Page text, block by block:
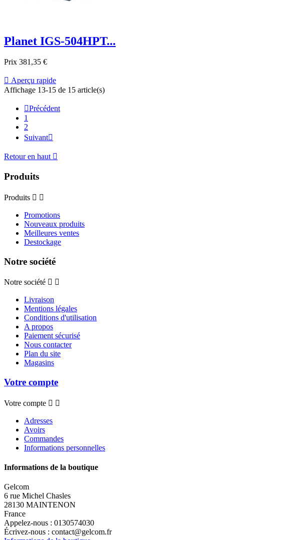
Planet IGS-504HPT...
Prix 381,35 €
 Aperçu rapide
Affichage 13-15 de 15 article(s)
Précédent
1
2
Suivant
Retour en haut 
Produits
Produits  
Promotions
Nouveaux produits
Meilleures ventes
Destockage
Notre société
Notre société  
Livraison
Mentions légales
Conditions d'utilisation
A propos
Paiement sécurisé
Nous contacter
Plan du site
Magasins
Votre compte
Votre compte  
Adresses
Avoirs
Commandes
Informations personnelles
Informations de la boutique
Gelcom
6 rue Michel Chasles
28130 MAINTENON
France
Appelez-nous : 0130574030
Écrivez-nous : contact@gelcom.fr